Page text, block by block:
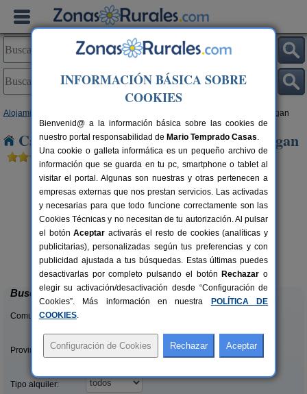
Alojamientos > La Playa de Mogan
Casas Rurales cerca de La Playa de Mogan
2-8+1 pers.
desde25 €
Casa Rural La Caldera
Teror (Gran Canaria)
Buscar
Comunidades:
Provincias/Islas:
Tipo alquiler:
INFORMACIÓN BÁSICA SOBRE
COOKIES
Bienvenid@ a la información básica sobre las cookies de
nuestro portal responsabilidad de Mario Temprado Casas.
Una cookie o galleta informática es un pequeño archivo de
información que se guarda en tu pc, smartphone o tablet al
visitar el portal. Algunas son nuestras y otras pertenecen a
empresas externas que nos prestan servicios. Las activadas
y necesarias para que todo funcione correctamente son las
Cookies Técnicas y no necesitan de tu autorización. Al pulsar
el botónAceptar activarás el resto de cookies (analíticas y
publicitarias), personalizadas según tus preferencias y con
publicidad ajustada a tus búsquedas. Estas últimas puedes
desactivarlas por completo pulsando el botón Rechazar o
elegir su activación/desactivación desde “Configuración de
Cookies”. Más información en nuestra
POLÍTICA DE
COOKIES.